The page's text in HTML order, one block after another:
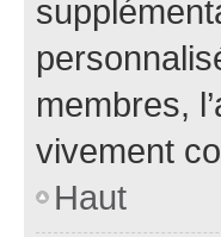
membres,
vivement
Haut